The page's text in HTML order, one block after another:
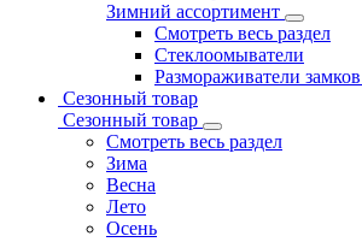
Зимний ассортимент
Смотреть весь раздел
Стеклоомыватели
Размораживатели
Сезонный товар
Сезонный товар
Смотреть весь раздел
Зима
Весна
Лето
Осень